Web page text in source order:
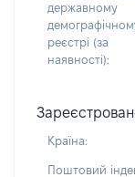
державному
реєстрі (за
наявності):
Країна:
Поштовий